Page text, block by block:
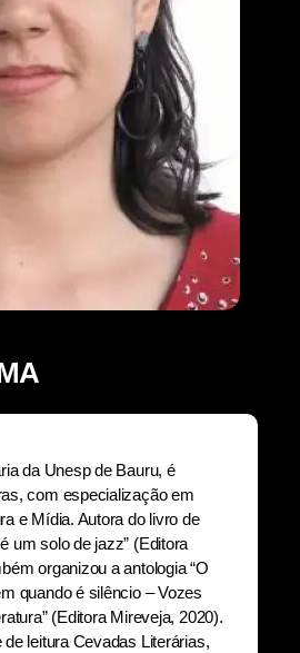
da Unesp de Bauru, é
com especialização em
e Mídia. Autora do livro de
um solo de jazz” (Editora
organizou a antologia “O
quando é silêncio – Vozes
(Editora Mireveja, 2020).
leitura Cevadas Literárias,